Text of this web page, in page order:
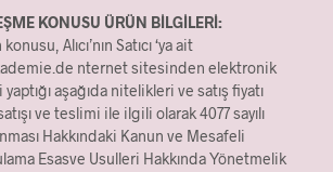
KONUSU ÜRÜN BİLGİLERİ:
Alıcı’nın Satıcı ‘ya ait
nternet sitesinden elektronik
aşağıda nitelikleri ve satış fiyatı
ve teslimi ile ilgili olarak 4077 sayılı
Hakkındaki Kanun ve Mesafeli
Esasve Usulleri Hakkında Yönetmelik